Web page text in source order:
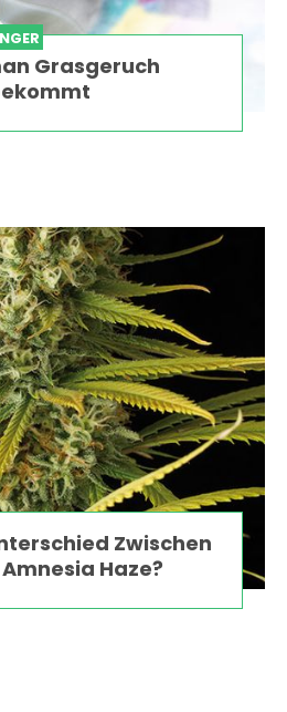
Grasgeruch
Zwischen
Haze?